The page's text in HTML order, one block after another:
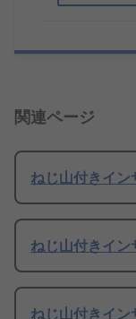
関連ページ
ねじ山付きイン
ねじ山付きイン
ねじ山付きイン